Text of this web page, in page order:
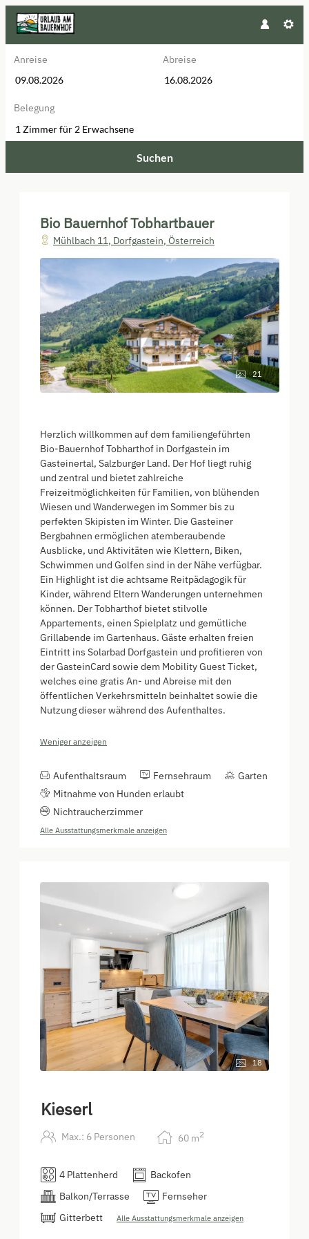
Anreise Abreise
Belegung
1 Zimmerfür 2 Erwachsene
Suchen
Bio Bauernhof Tobhartbauer
Mühlbach 11, Dorfgastein, Österreich
21
Herzlich willkommen auf dem familiengeführten
Bio-Bauernhof Tobharthof in Dorfgastein im
Gasteinertal, Salzburger Land. Der Hof liegt ruhig
und zentral und bietet zahlreiche
Freizeitmöglichkeiten für Familien, von blühenden
Wiesen und Wanderwegen im Sommer bis zu
perfekten Skipisten im Winter. Die Gasteiner
Bergbahnen ermöglichen atemberaubende
Ausblicke, und Aktivitäten wie Klettern, Biken,
Schwimmen und Golfen sind in der Nähe verfügbar.
Ein Highlight ist die achtsame Reitpädagogik für
Kinder, während Eltern Wanderungen unternehmen
können. Der Tobharthof bietet stilvolle
Appartements, einen Spielplatz und gemütliche
Grillabende im Gartenhaus. Gäste erhalten freien
Eintritt ins Solarbad Dorfgastein und profitieren von
der GasteinCard sowie dem Mobility Guest Ticket,
welches eine gratis An- und Abreise mit den
öffentlichen Verkehrsmitteln beinhaltet sowie die
Nutzung dieser während des Aufenthaltes.
Weniger anzeigen
Aufenthaltsraum Fernsehraum
Garten
Mitnahme von Hunden erlaubt
Nichtraucherzimmer
Alle Ausstattungsmerkmale anzeigen
18
Kieserl
Max.: 6 Personen 60 m2
4 Plattenherd
Backofen
Balkon/Terrasse
Fernseher
Gitterbett
Alle Ausstattungsmerkmale anzeigen